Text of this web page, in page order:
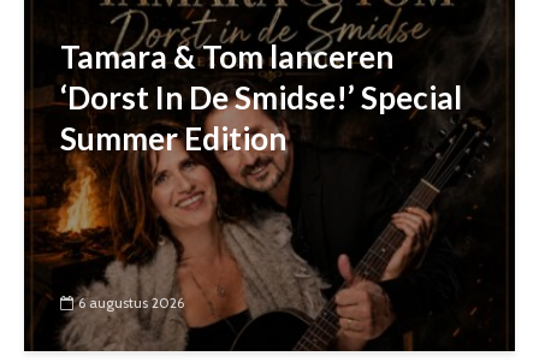
Tamara & Tom lanceren
‘Dorst In De Smidse!’ Special
Summer Edition
6 augustus 2026